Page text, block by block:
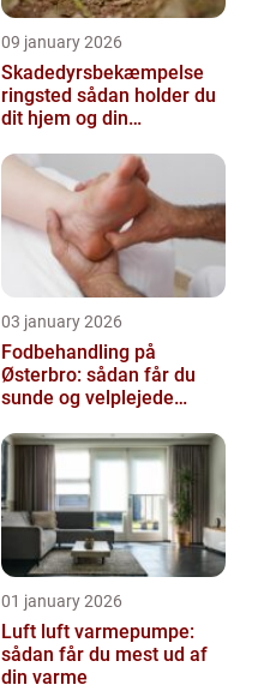
09 january 2026
Skadedyrsbekæmpelse
ringsted sådan holder du
dit hjem og din
gæster
03 january 2026
Fodbehandling på
Østerbro: sådan får du
sunde og velplejede
01 january 2026
Luft luft varmepumpe:
sådan får du mest ud af
din varme